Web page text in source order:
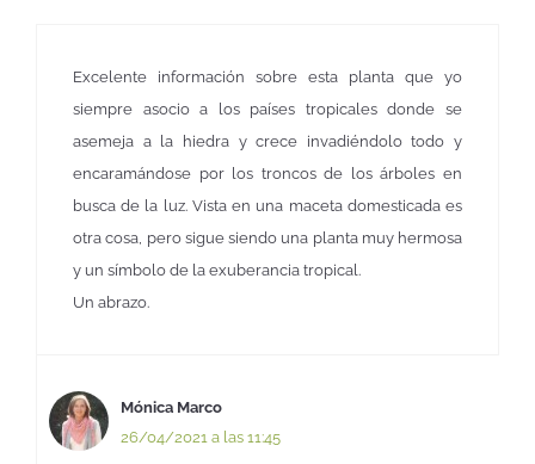
Excelente información sobre esta planta que yo
siempre asocio a los países tropicales donde se
asemeja a la hiedra y crece invadiéndolo todo y
encaramándose por los troncos de los árboles en
busca de la luz. Vista en una maceta domesticada es
otra cosa, pero sigue siendo una planta muy hermosa
y un símbolo de la exuberancia tropical.
Un abrazo.
Mónica Marco
26/04/2021 a las 11:45